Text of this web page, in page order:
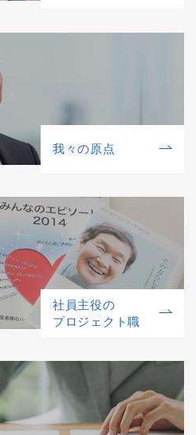
我々の原点
社員主役の
プロジェクト職